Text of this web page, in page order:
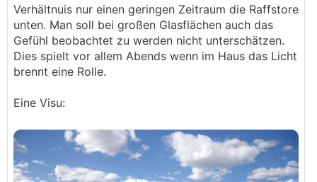
Verhältnuis nur einen geringen Zeitraum die Raffstore
unten. Man soll bei großen Glasflächen auch das
Gefühl beobachtet zu werden nicht unterschätzen.
Dies spielt vor allem Abends wenn im Haus das Licht
brennt eine Rolle.
Eine Visu: